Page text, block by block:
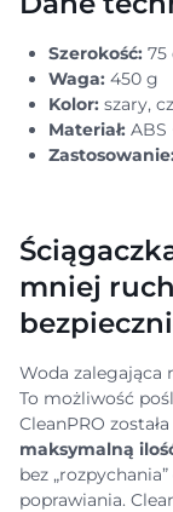
Szerokość: 75
Waga: 450 g
Kolor: szary,
Materiał: ABS
mniej
Woda zalegająca
To możliwość
CleanPRO
maksymalną
bez
poprawiania.